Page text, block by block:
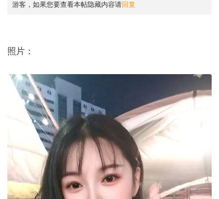
游客，如果您要查看本帖隐藏内容请回复
照片：